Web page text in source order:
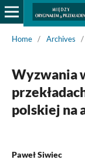
Home / Archives /
Wyzwania
polskiej na
Paweł Siwiec